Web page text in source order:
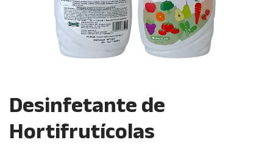
Desinfetante de
Hortifrutícolas